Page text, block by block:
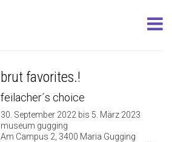
brut favorites.!
feilacher´s choice
30. September 2022 bis 5. März 2023
museum gugging
Am Campus 2, 3400 Maria Gugging